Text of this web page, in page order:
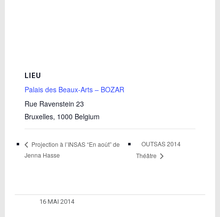
LIEU
Palais des Beaux-Arts – BOZAR
Rue Ravenstein 23
Bruxelles, 1000 Belgium
Projection à l’INSAS “En août” de
Jenna Hasse
OUTSAS 2014
Théâtre
16 MAI 2014